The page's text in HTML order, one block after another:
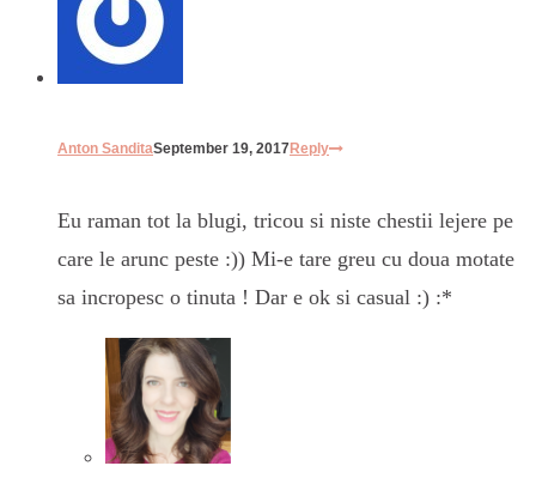
Anton SanditaSeptember 19, 2017Reply
Eu raman tot la blugi, tricou si niste chestii lejere pe
care le arunc peste :)) Mi-e tare greu cu doua motate
sa incropesc o tinuta ! Dar e ok si casual :) :*